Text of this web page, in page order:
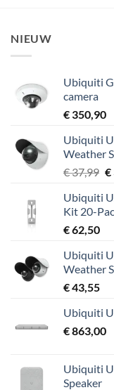
NIEUW
Ubiquiti
camera
€ 350,90
Ubiquiti
Weather
€37,99
€
€
Ubiquiti
Kit 20-
€62,50
Ubiquiti
Weather
€43,55
Ubiquiti
€863,00
Ubiquiti
Speaker